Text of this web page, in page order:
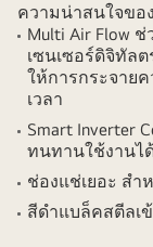
ความน่าสนใจขอ
Multi Air Flow
เซนเซอร์ดิจิทัล
ให้การกระจาย
เวลา
Smart Inverter
ทนทานใช้งานไ
ช่องแช่เยอะ สำ
สีดำแบล็คสตีลเ